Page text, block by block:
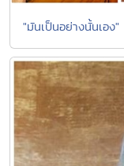
"มันเป็นอย่างนั้นเอง